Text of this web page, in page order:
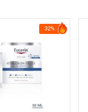
32%